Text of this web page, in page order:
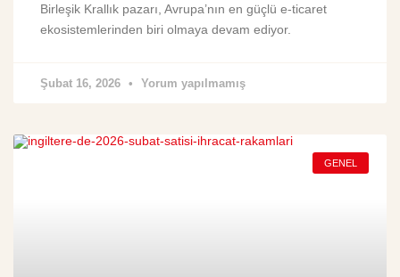
Birleşik Krallık pazarı, Avrupa’nın en güçlü e-ticaret
ekosistemlerinden biri olmaya devam ediyor.
Şubat 16, 2026 Yorum yapılmamış
GENEL